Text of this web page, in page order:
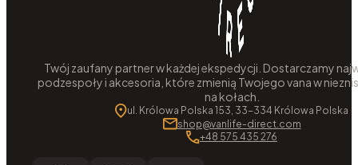
Twój zaufany partner w każdej ekspedycji. Dostarczamy
podzespoły i akcesoria, które zmienią Twojego vana w
na kołach.
ul. Królowa Polska 153, 33-334 Królowa Polska
shop@vanlife-direct.com
+48 575 435 276